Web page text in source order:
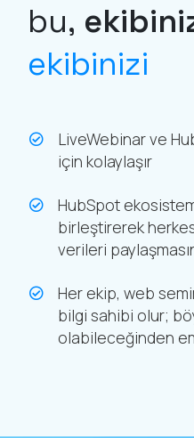
bu,
ekibinizi
LiveWebinar ve
için kolaylaşır
HubSpot
birleştirerek
verileri
Her ekip, web
bilgi sahibi olur;
olabileceğinden